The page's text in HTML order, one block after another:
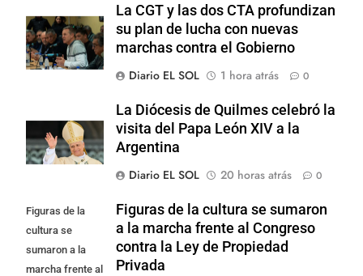
La CGT y las dos CTA profundizan
su plan de lucha con nuevas
marchas contra el Gobierno
Diario EL SOL
1 hora atrás 0
La Diócesis de Quilmes celebró la
visita del Papa León XIV a la
Argentina
Diario EL SOL
20 horas atrás 0
Figuras de la
cultura se
sumaron a la
marcha frente al
Figuras de la cultura se sumaron
a la marcha frente al Congreso
contra la Ley de Propiedad
Privada